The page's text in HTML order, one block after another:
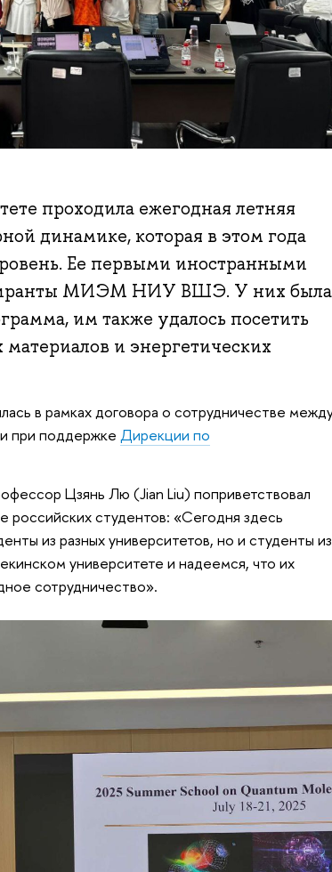
проходила ежегодная летняя
динамике, которая в этом года
Ее первыми иностранными
МИЭМ НИУ ВШЭ. У них была
им также удалось посетить
и энергетических
в рамках договора о сотрудничестве
при поддержке Дирекции по
Цзянь Лю (Jian Liu) поприветствовал
российских студентов: «Сегодня здесь
из разных университетов, но и студенты из
университете и надеемся, что их
сотрудничество».